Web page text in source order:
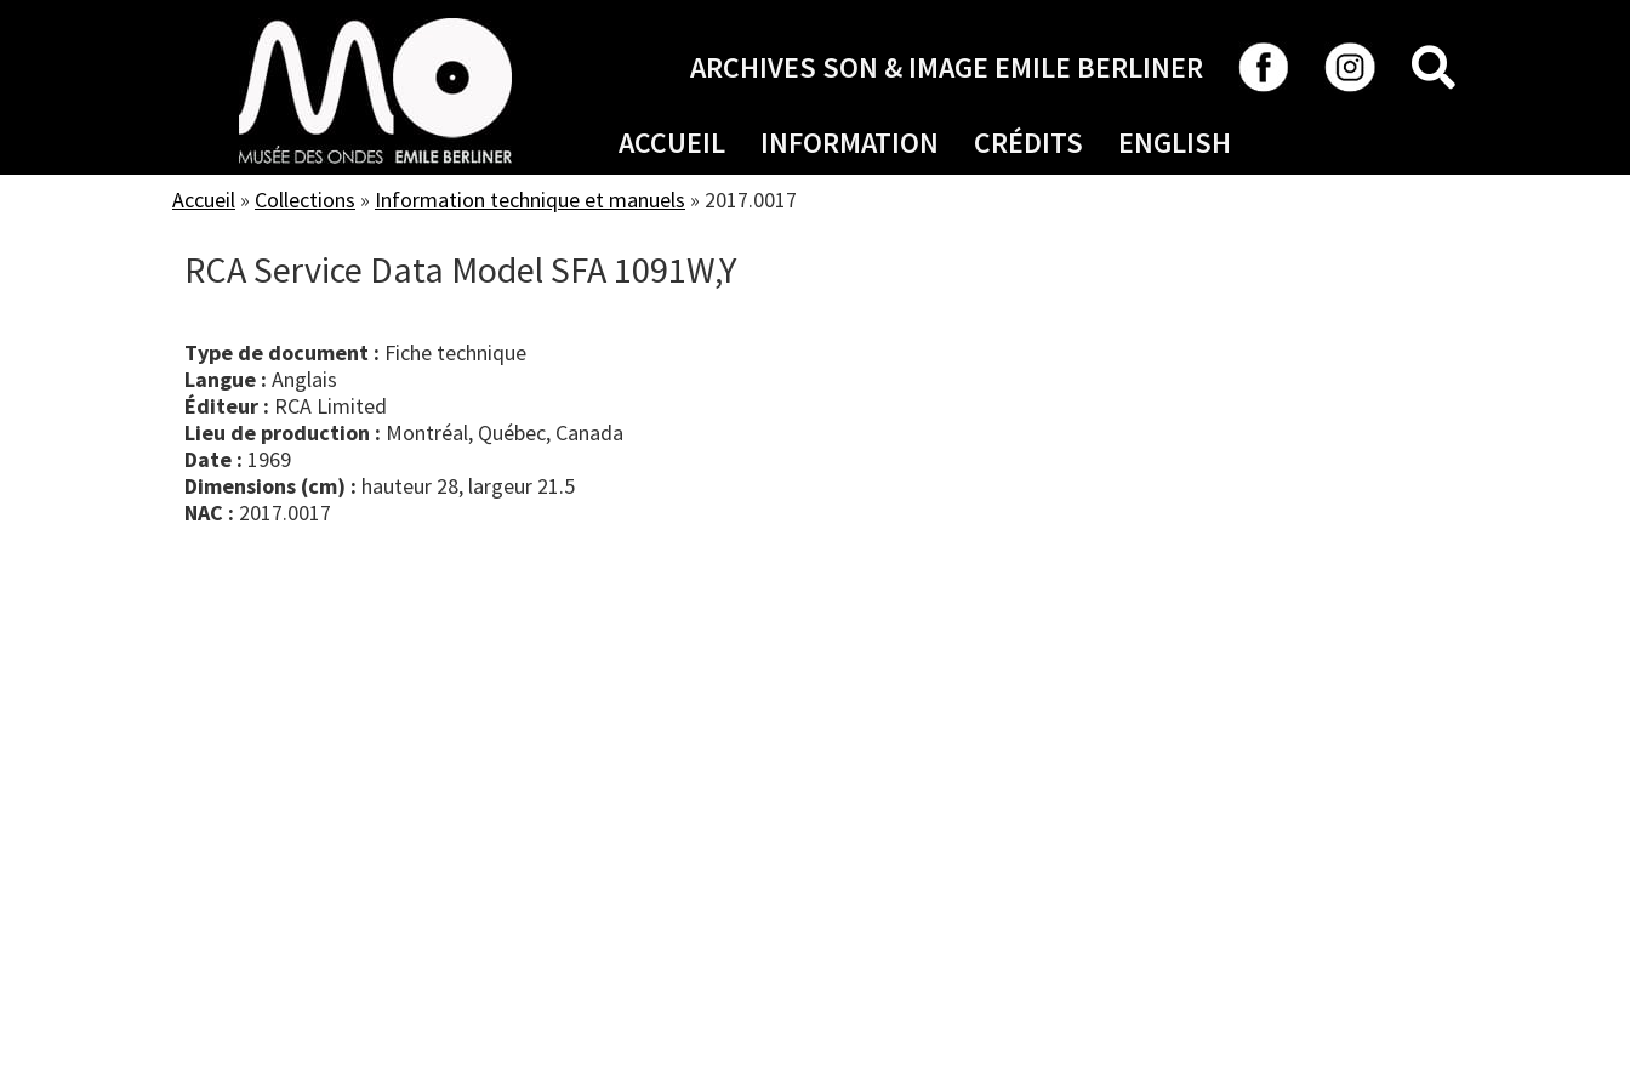
ARCHIVES SON & IMAGE EMILE BERLINER
ACCUEIL INFORMATION CRÉDITS ENGLISH
Accueil » Collections » Information technique et manuels » 2017.0017
RCA Service Data Model SFA 1091W,Y
Type de document :
fiche technique
Langue : Anglais
Éditeur : RCA Limited
Lieu de production : Montréal, Québec, Canada
Date : 1969
Dimensions (cm) : hauteur 28, largeur 21.5
NAC : 2017.0017